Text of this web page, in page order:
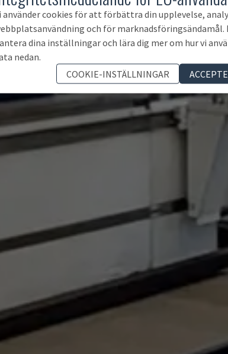
använder cookies för att förbättra din upplevelse,
och för marknadsföringsändamål.
dina inställningar och lära dig mer om hur vi
nedan.
COOKIE-INSTÄLLNINGAR